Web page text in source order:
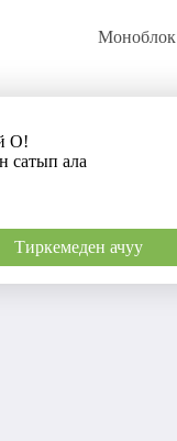
Моноблок
О!
сатып ала
Тиркемеден ачуу